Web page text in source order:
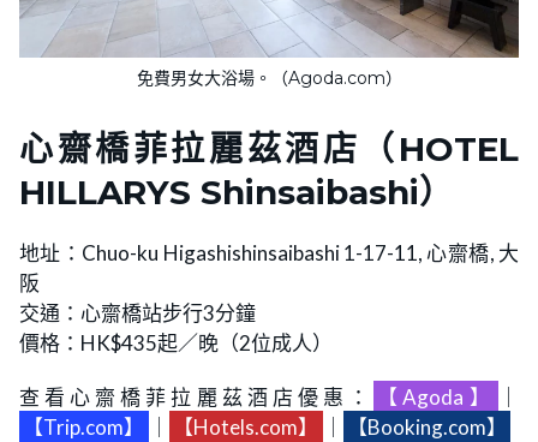
免費男女大浴場。（Agoda.com）
心齋橋菲拉麗茲酒店
（HOTEL
HILLARYS Shinsaibashi）
地址：Chuo-ku Higashishinsaibashi 1-17-11, 心齋橋, 大
阪
交通：心齋橋站步行3分鐘
價格：HK$435起／晚（2位成人）
查看心齋橋菲拉麗茲酒店優惠： 【Agoda】
【Trip.com】
【Hotels.com】 【Booking.com】